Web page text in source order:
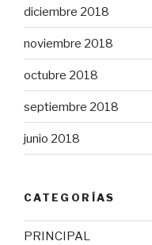
diciembre 2018
noviembre 2018
octubre 2018
septiembre 2018
junio 2018
CATEGORÍAS
PRINCIPAL